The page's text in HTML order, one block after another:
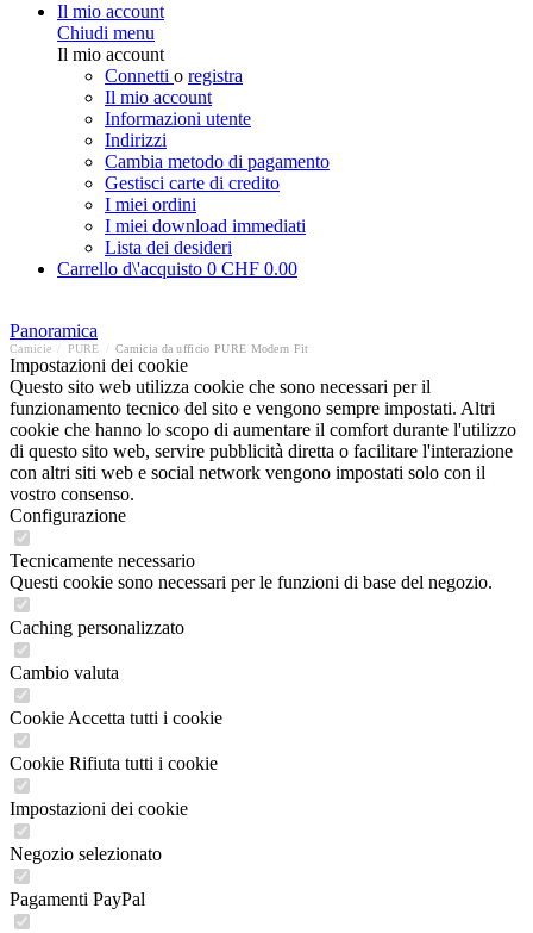
Il mio account
Chiudi menu
Il mio account
Connetti o registra
Il mio account
Informazioni utente
Indirizzi
Cambia metodo di pagamento
Gestisci carte di credito
I miei ordini
I miei download immediati
Lista dei desideri
Carrello d\'acquisto 0 CHF 0.00
Panoramica
Camicie PURE Camicia da ufficio PURE Modern Fit
Impostazioni dei cookie
Questo sito web utilizza cookie che sono necessari per il
funzionamento tecnico del sito e vengono sempre impostati. Altri
cookie che hanno lo scopo di aumentare il comfort durante l'utilizzo
di questo sito web, servire pubblicità diretta o facilitare l'interazione
con altri siti web e social network vengono impostati solo con il
vostro consenso.
Configurazione
Tecnicamente necessario
Questi cookie sono necessari per le funzioni di base del negozio.
Caching personalizzato
Cambio valuta
Cookie Accetta tutti i cookie
Cookie Rifiuta tutti i cookie
Impostazioni dei cookie
Negozio selezionato
Pagamenti PayPal